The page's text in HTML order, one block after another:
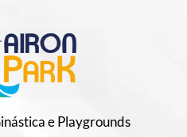
e Playgrounds